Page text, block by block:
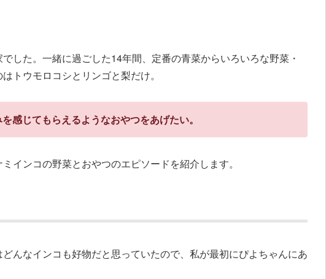
した。一緒に過ごした14年間、定番の青菜からいろいろな野菜・
トウモロコシとリンゴと梨だけ。
感じてもらえるようなおやつをあげたい。
インコの野菜とおやつのエピソードを紹介します。
んなインコも好物だと思っていたので、私が最初にぴよちゃんにあ